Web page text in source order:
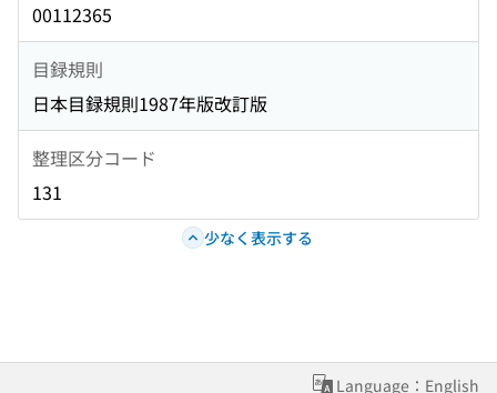
00112365
目録規則
日本目録規則1987年版改訂版
整理区分コード
131
少なく表示する
Language：English